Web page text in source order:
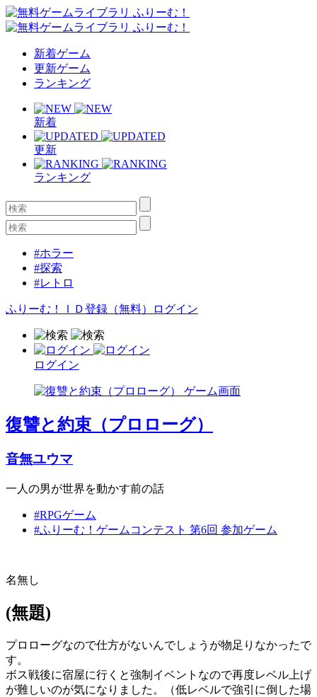
新着ゲーム
更新ゲーム
ランキング
新着
更新
ランキング
#ホラー
#探索
#レトロ
ふりーむ！ＩＤ登録（無料） ログイン
ログイン
復讐と約束（プロローグ）
音無ユウマ
一人の男が世界を動かす前の話
#RPGゲーム
#ふりーむ！ゲームコンテスト 第6回 参加ゲーム
名無し
(無題)
プロローグなので仕方がないんでしょうが物足りなかったで
す。
ボス戦後に宿屋に行くと強制イベントなので再度レベル上げ
が難しいのが気になりました。（低レベルで強引に倒した場